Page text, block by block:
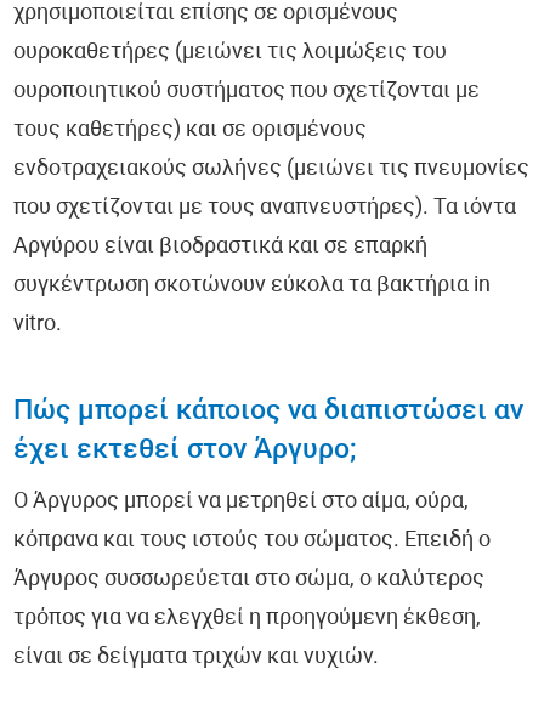
χρησιμοποιείται επίσης σε ορισμένους
ουροκαθετήρες (μειώνει τις λοιμώξεις του
ουροποιητικού συστήματος που σχετίζονται με
τους καθετήρες) και σε ορισμένους
ενδοτραχειακούς σωλήνες (μειώνει τις πνευμονίες
που σχετίζονται με τους αναπνευστήρες). Τα ιόντα
Αργύρου είναι βιοδραστικά και σε επαρκή
συγκέντρωση σκοτώνουν εύκολα τα βακτήρια in
vitro.
Πώς μπορεί κάποιος να διαπιστώσει αν
έχει εκτεθεί στον Άργυρο;
Ο Άργυρος μπορεί να μετρηθεί στο αίμα, ούρα,
κόπρανα και τους ιστούς του σώματος. Επειδή ο
Άργυρος συσσωρεύεται στο σώμα, ο καλύτερος
τρόπος για να ελεγχθεί η προηγούμενη έκθεση,
είναι σε δείγματα τριχών και νυχιών.